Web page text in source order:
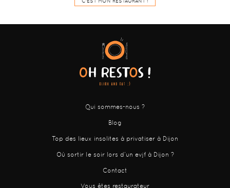
Qui sommes-nous ?
Blog
Top des lieux insolites à privatiser à Dijon
Où sortir le soir lors d’un evjf à Dijon ?
Contact
Vous êtes restaurateur